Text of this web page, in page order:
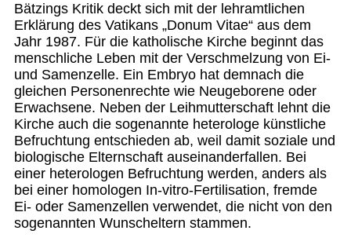
Bätzings Kritik deckt sich mit der lehramtlichen
Erklärung des Vatikans „Donum Vitae“ aus dem
Jahr 1987. Für die katholische Kirche beginnt das
menschliche Leben mit der Verschmelzung von Ei-
und Samenzelle. Ein Embryo hat demnach die
gleichen Personenrechte wie Neugeborene oder
Erwachsene. Neben der Leihmutterschaft lehnt die
Kirche auch die sogenannte heterologe künstliche
Befruchtung entschieden ab, weil damit soziale und
biologische Elternschaft auseinanderfallen. Bei
einer heterologen Befruchtung werden, anders als
bei einer homologen In-vitro-Fertilisation, fremde
Ei- oder Samenzellen verwendet, die nicht von den
sogenannten Wunscheltern stammen.